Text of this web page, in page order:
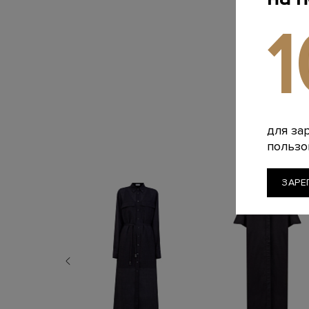
для